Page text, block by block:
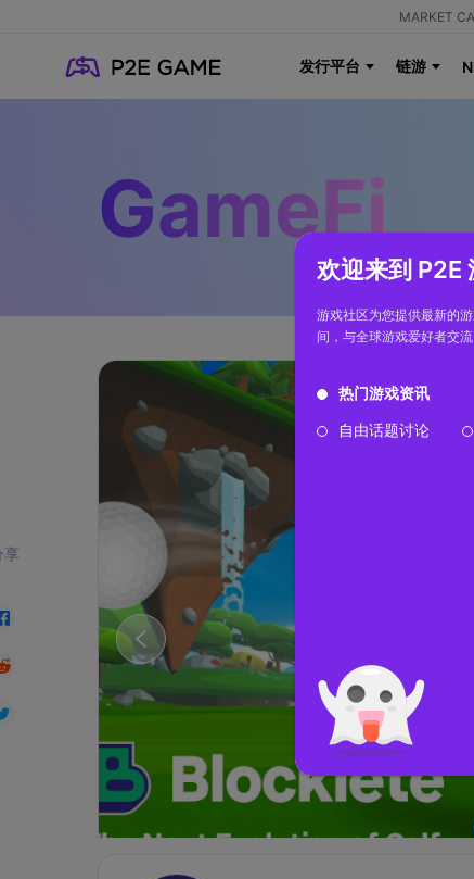
MARKET
发行平台 链游
欢迎来到 P2E
游戏社区为您提供最新的
间，与全球游戏爱好者交流
热门游戏资讯
自由话题讨论
GameFi
享